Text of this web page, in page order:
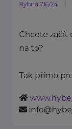
Rybná 716/24
Chcete začít
na to?
Tak přímo